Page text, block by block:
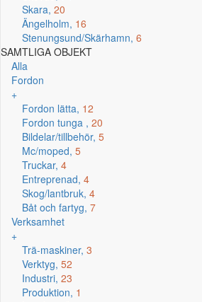
Skara, 20
Ängelholm, 16
Stenungsund/Skärhamn, 6
SAMTLIGA OBJEKT
Alla
Fordon
+
Fordon lätta, 12
Fordon tunga , 20
Bildelar/tillbehör, 5
Mc/moped, 5
Truckar, 4
Entreprenad, 4
Skog/lantbruk, 4
Båt och fartyg, 7
Verksamhet
+
Trä-maskiner, 3
Verktyg, 52
Industri, 23
Produktion, 1